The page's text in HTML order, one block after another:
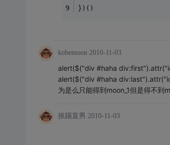
})()
kobemoon 2010-11-03
alert($("div #haha
alert($("div #haha
为是么只能得到moon_1但是得不到
挨踢直男 2010-11-03